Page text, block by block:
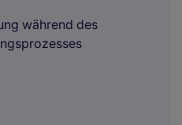
während des